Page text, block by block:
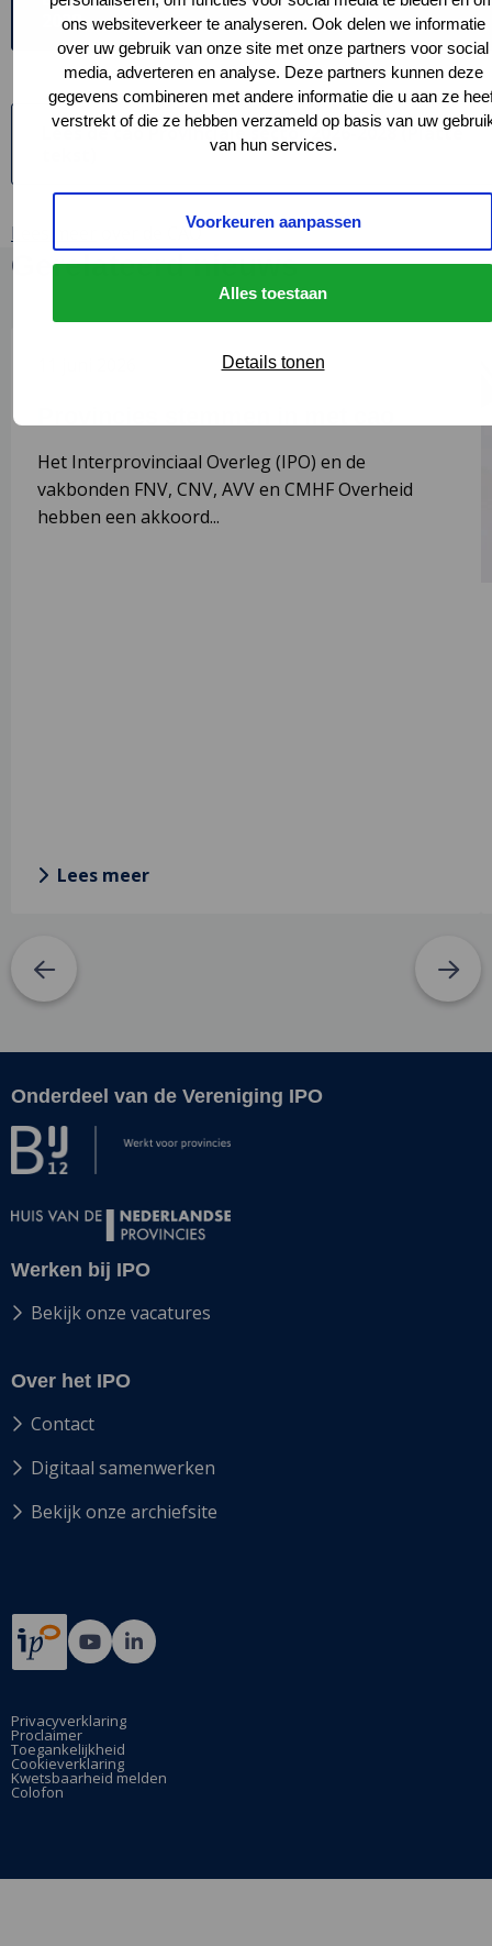
ons websiteverkeer te analyseren. Ook delen we informatie
over uw gebruik van onze site met onze partners voor social
media, adverteren en analyse. Deze partners kunnen deze
gegevens combineren met andere informatie die u aan ze
verstrekt of die ze hebben verzameld op basis van uw
van hun services.
Voorkeuren aanpassen
Alles toestaan
Details tonen
2028
Lees de cao Provinciale sector 2026-2028 (Platte
opent
nieuw
Lees meer over de CAO
Gerelateerd nieuws
Het Interprovinciaal Overleg (IPO) en de
vakbonden FNV, CNV, AVV en CMHF Overheid
hebben een akkoord...
Lees meer
Provincies
met
Site
footer
Onderdeel van de Vereniging IPO
Werken bij IPO
Bekijk onze vacatures
Over het IPO
Contact
Digitaal samenwerken
Bekijk onze archiefsite
Ga
naar
YouTube
pagina
Ga
naar
pagina
Privacyverklaring
Proclaimer
Toegankelijkheid
Cookieverklaring
Kwetsbaarheid melden
Colofon